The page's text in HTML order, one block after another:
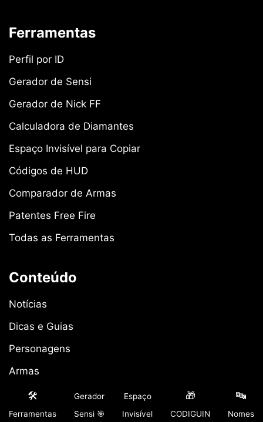
Ferramentas
Perfil por ID
Gerador de Sensi
Gerador de Nick FF
Calculadora de Diamantes
Espaço Invisível para Copiar
Códigos de HUD
Comparador de Armas
Patentes Free Fire
Todas as Ferramentas
Conteúdo
Notícias
Dicas e Guias
Personagens
Armas
Pets
Guildas
🛠️
Ferramentas
Gerador
Sensi 🎯
Espaço
Invisível
🎁
CODIGUIN
🔤
Nomes